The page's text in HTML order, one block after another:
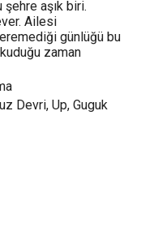
şehre aşık biri.
Ailesi
günlüğü bu
zaman
Devri, Up, Guguk